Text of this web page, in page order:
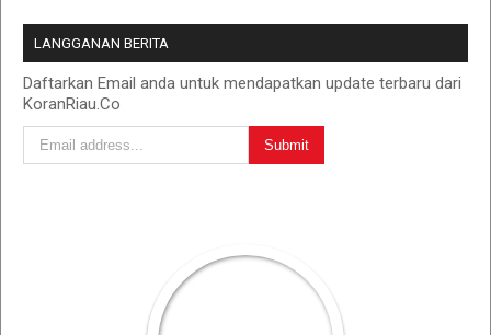
LANGGANAN BERITA
Daftarkan Email anda untuk mendapatkan update terbaru dari
KoranRiau.Co